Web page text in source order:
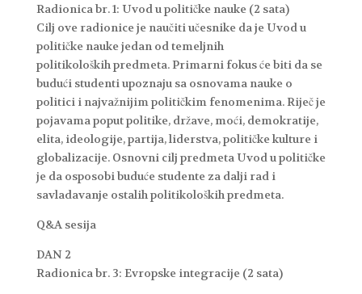
Radionica br. 1: Uvod u političke nauke (2 sata)
Cilj ove radionice je naučiti učesnike da je Uvod u
političke nauke jedan od temeljnih
politikoloških predmeta. Primarni fokus će biti da se
budući studenti upoznaju sa osnovama nauke o
politici i najvažnijim političkim fenomenima. Riječ je
pojavama poput politike, države, moći, demokratije,
elita, ideologije, partija, liderstva, političke kulture i
globalizacije. Osnovni cilj predmeta Uvod u političke
je da osposobi buduće studente za dalji rad i
savladavanje ostalih politikoloških predmeta.
Q&A sesija
DAN 2
Radionica br. 3: Evropske integracije (2 sata)